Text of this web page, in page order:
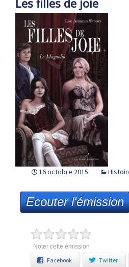
Les filles de joie
16 octobre 2015
Ecouter l'émission
Noter cette émission
Facebook Twitter